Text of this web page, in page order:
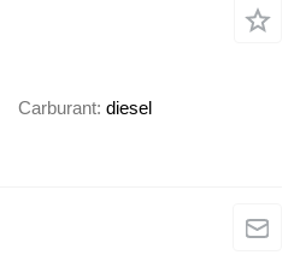
Carburant diesel